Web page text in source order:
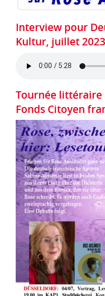
Interview pour
Kultur, juillet
Tournée littéraire
Fonds Citoyen